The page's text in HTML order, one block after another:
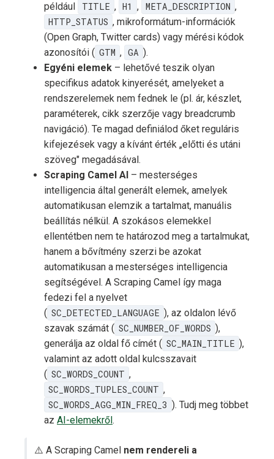
például
TITLE , H1 , META_DESCRIPTION ,
HTTP_STATUS , mikroformátum-információk
(Open Graph, Twitter cards) vagy mérési kódok
azonosítói ( GTM , GA ).
Egyéni elemek – lehetővé teszik olyan
specifikus adatok kinyerését, amelyeket a
rendszerelemek nem fednek le (pl. ár, készlet,
paraméterek, cikk szerzője vagy breadcrumb
navigáció). Te magad definiálod őket reguláris
kifejezések vagy a kívánt érték „előtti és utáni
szöveg" megadásával.
Scraping Camel AI – mesterséges
intelligencia által generált elemek, amelyek
automatikusan elemzik a tartalmat, manuális
beállítás nélkül. A szokásos elemekkel
ellentétben nem te határozod meg a tartalmukat,
hanem a bővítmény szerzi be azokat
automatikusan a mesterséges intelligencia
segítségével. A Scraping Camel így maga
fedezi fel a nyelvet
( SC_DETECTED_LANGUAGE ), az oldalon lévő
szavak számát ( SC_NUMBER_OF_WORDS ),
generálja az oldal fő címét ( SC_MAIN_TITLE ),
valamint az adott oldal kulcsszavait
( SC_WORDS_COUNT ,
SC_WORDS_TUPLES_COUNT ,
SC_WORDS_AGG_MIN_FREQ_3 ). Tudj meg többet
az AI-elemekről .
⚠️ A Scraping Camel nem rendereli a